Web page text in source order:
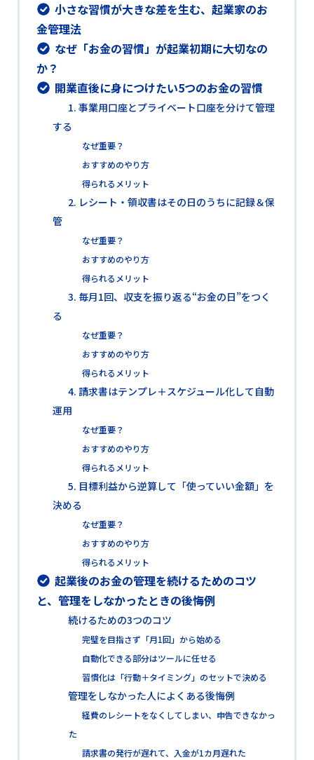
小さな習慣が大きな差を生む、起業家のお
金管理法
なぜ「お金の習慣」が起業初期に大切なの
か？
開業直後に身につけたい5つのお金の習慣
1. 事業用口座とプライベート口座を分けて管理
する
なぜ重要？
おすすめのやり方
得られるメリット
2. レシート・領収書はその日のうちに記録＆保
管
なぜ重要？
おすすめのやり方
得られるメリット
3. 毎月1回、収支を振り返る“お金の日”をつく
る
なぜ重要？
おすすめのやり方
得られるメリット
4. 請求書はテンプレ＋スケジュール化して自動
運用
なぜ重要？
おすすめのやり方
得られるメリット
5. 目標利益から逆算して「使っていい金額」を
決める
なぜ重要？
おすすめのやり方
得られるメリット
起業後のお金の管理を続けるためのコツ
と、管理をしなかったときの後悔例
続けるための3つのコツ
完璧を目指さず「月1回」から始める
自動化できる部分はツールに任せる
習慣化は「行動＋タイミング」のセットで決める
管理をしなかった人によくある後悔例
経費のレシートをなくしてしまい、申告できなかっ
た
請求書の発行が遅れて、入金が1カ月遅れた